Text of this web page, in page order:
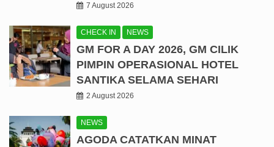
7 August 2026
CHECK IN NEWS
GM FOR A DAY 2026, GM CILIK
PIMPIN OPERASIONAL HOTEL
SANTIKA SELAMA SEHARI
2 August 2026
NEWS
AGODA CATATKAN MINAT